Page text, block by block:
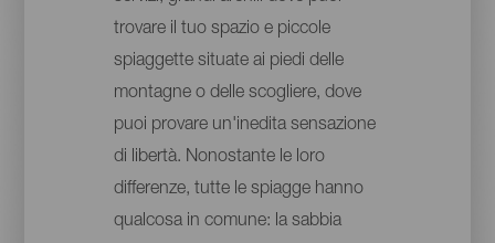
trovare il tuo spazio e piccole
spiaggette situate ai piedi delle
montagne o delle scogliere, dove
puoi provare un'inedita sensazione
di libertà. Nonostante le loro
differenze, tutte le spiagge hanno
qualcosa in comune: la sabbia